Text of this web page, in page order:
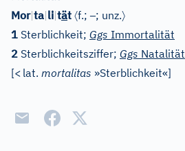
Mor|ta|li|tät 〈f.;–; unz.〉
1 Sterblichkeit; Ggs Immortalität
2 Sterblichkeitsziffer; Ggs Natalität
[< lat. mortalitas »Sterblichkeit«]